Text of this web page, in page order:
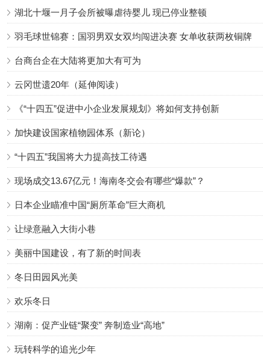
湖北十堰一月子会所被曝虐待婴儿 现已停业整顿
羽毛球世锦赛：国羽男双女双均闯进决赛 女单收获两枚铜牌
台商台企在大陆将更加大有可为
云冈世遗20年（延伸阅读）
《“十四五”促进中小企业发展规划》将如何支持创新
加快建设国家植物园体系（新论）
“十四五”我国将大力提高技工待遇
现场成交13.67亿元！海南冬交会有哪些“爆款”？
日本企业瞄准中国“厕所革命”巨大商机
让绿意融入大街小巷
美丽中国建设，有了新的时间表
冬日田园风光美
欢乐冬日
湖南：促产业链“聚变” 奔制造业“高地”
玩转科学的追光少年